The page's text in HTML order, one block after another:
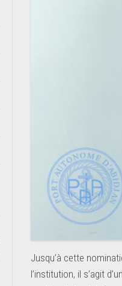
Jusqu’à cette
l’institution, il s’agit